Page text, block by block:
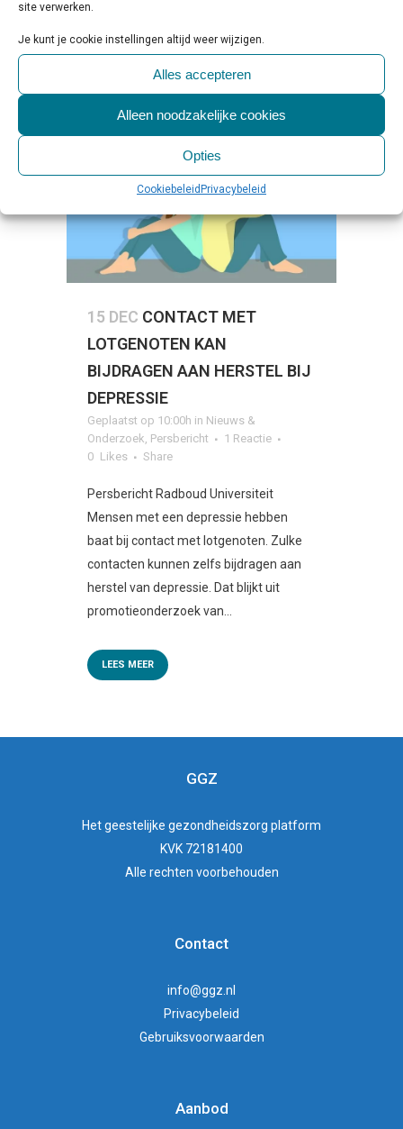
site verwerken.
Je kunt je cookie instellingen altijd weer wijzigen.
Alles accepteren
Alleen noodzakelijke cookies
Opties
Cookiebeleid Privacybeleid
15 DEC CONTACT MET
LOTGENOTEN KAN
BIJDRAGEN AAN HERSTEL BIJ
DEPRESSIE
Geplaatst op 10:00h in Nieuws &
Onderzoek, Persbericht
1 Reactie
0 Likes Share
Persbericht Radboud Universiteit
Mensen met een depressie hebben
baat bij contact met lotgenoten. Zulke
contacten kunnen zelfs bijdragen aan
herstel van depressie. Dat blijkt uit
promotieonderzoek van...
LEES MEER
GGZ
Hetgeestelijke gezondheidszorg platform
KVK 72181400
Alle rechten voorbehouden
Contact
info@ggz.nl
Privacybeleid
Gebruiksvoorwaarden
Aanbod